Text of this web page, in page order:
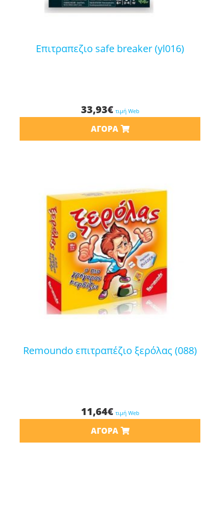
επιτραπεζιο safe breaker (yl016)
33,93€ τιμή Web
ΑΓΟΡΆ
remoundo επιτραπέζιο ξερόλας (088)
11,64€ τιμή Web
ΑΓΟΡΆ